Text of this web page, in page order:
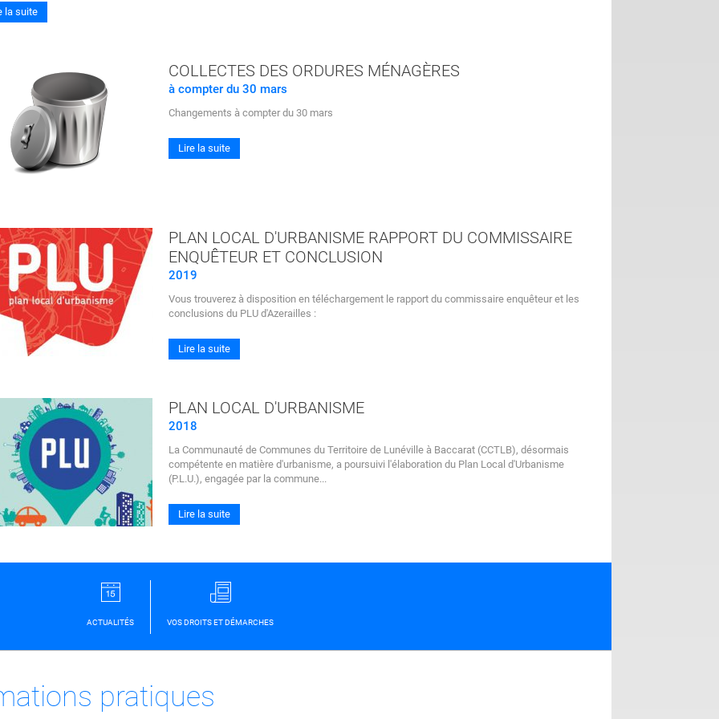
la suite
COLLECTES DES ORDURES MÉNAGÈRES
à compter du 30 mars
Changements à compter du 30 mars
Lire la suite
PLAN LOCAL D'URBANISME RAPPORT DU COMMISSAIRE
ENQUÊTEUR ET CONCLUSION
2019
Vous trouverez à disposition en téléchargement le rapport du commissaire enquêteur et les
conclusions du PLU d'Azerailles :
Lire la suite
PLAN LOCAL D'URBANISME
2018
La Communauté de Communes du Territoire de Lunéville à Baccarat (CCTLB), désormais
compétente en matière d'urbanisme, a poursuivi l'élaboration du Plan Local d'Urbanisme
(P.L.U.), engagée par la commune...
Lire la suite
ACTUALITÉS VOS DROITS ET DÉMARCHES
pratiques